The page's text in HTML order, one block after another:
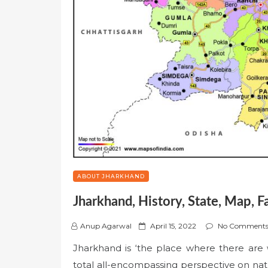
ABOUT JHARKHAND
Jharkhand, History, State, Map,
Anup Agarwal
P
s
t
April 15, 2022 No Comments
Jharkhand is ‘the place where there are
total all-encompassing perspective on